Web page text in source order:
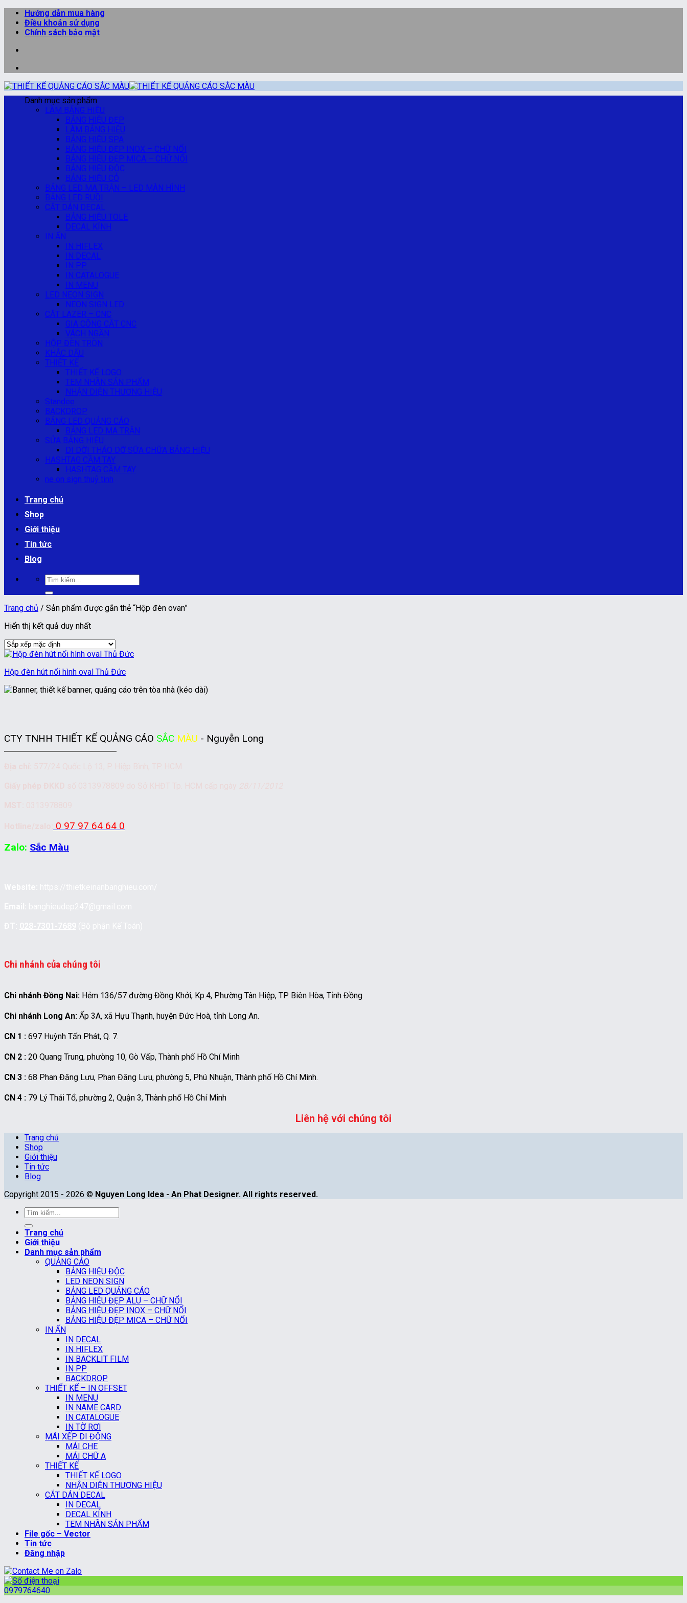
qua
Hướng dẫn mua hàng
Điều khoản sử dụng
Chính sách bảo mật
Danh mục sản phẩm
LÀM BẢNG HIỆU
BẢNG HIỆU ĐẸP
LÀM BẢNG HIỆU
BẢNG HIỆU SPA
BẢNG HIỆU ĐẸP INOX – CHỮ NỔI
BẢNG HIỆU ĐẸP MICA – CHỮ NỔI
BẢNG HIỆU ĐỘC
BẢNG HIỆU CỎ
BẢNG LED MA TRẬN – LED MÀN HÌNH
BẢNG LED RUỒI
CẮT DÁN DECAL
BẢNG HIỆU TOLE
DECAL KÍNH
IN ẤN
IN HIFLEX
IN DECAL
IN PP
IN CATALOGUE
IN MENU
LED NEON SIGN
NEON SIGN LED
CẮT LAZER – CNC
GIA CÔNG CẮT CNC
VÁCH NGĂN
HỘP ĐÈN TRÒN
KHẮC DẤU
THIẾT KẾ
THIẾT KẾ LOGO
TEM NHÃN SẢN PHẨM
NHẬN DIỆN THƯƠNG HIỆU
Standee
BACKDROP
BẢNG LED QUẢNG CÁO
BẢNG LED MA TRẬN
SỬA BẢNG HIỆU
DI DỜI THÁO DỠ SỮA CHỮA BẢNG HIỆU
HASHTAG CẦM TAY
HASHTAG CẦM TAY
ne on sign thuỷ tinh
Trang chủ
Shop
Giới thiệu
Tin tức
Blog
Tìm
kiếm:
Trang chủ / Sản phẩm được gắn thẻ “Hộp đèn ovan”
Hiển thị kết quả duy nhất
Hộp đèn hút nổi hình oval Thủ Đức
CTY TNHH THIẾT KẾ QUẢNG CÁO SẮC MÀU - Nguyễn Long
0 97 97 64 64 0
Zalo: Sắc Màu
Chi nhánh của chúng tôi
Chi nhánh Đồng Nai: Hẻm 136/57 đường Đồng Khởi, Kp.4, Phường Tân Hiệp, TP. Biên Hòa, Tỉnh Đồng
Chi nhánh Long An: Ấp 3A, xã Hựu Thạnh, huyện Đức Hoà, tỉnh Long An.
CN 1 : 697 Huỳnh Tấn Phát, Q. 7.
CN 2 : 20 Quang Trung, phường 10, Gò Vấp, Thành phố Hồ Chí Minh
CN 3 : 68 Phan Đăng Lưu, Phan Đăng Lưu, phường 5, Phú Nhuận, Thành phố Hồ Chí Minh.
CN 4 : 79 Lý Thái Tổ, phường 2, Quận 3, Thành phố Hồ Chí Minh
Liên hệ với chúng tôi
Trang chủ
Shop
Giới thiệu
Tin tức
Blog
Copyright 2015 - 2026 © Nguyen Long Idea - An Phat Designer. All rights reserved.
Tìm
kiếm:
Trang chủ
Giới thiệu
Danh mục sản phẩm
QUẢNG CÁO
BẢNG HIỆU ĐỘC
LED NEON SIGN
BẢNG LED QUẢNG CÁO
BẢNG HIỆU ĐẸP ALU – CHỮ NỔI
BẢNG HIỆU ĐẸP INOX – CHỮ NỔI
BẢNG HIỆU ĐẸP MICA – CHỮ NỔI
IN ẤN
IN DECAL
IN HIFLEX
IN BACKLIT FILM
IN PP
BACKDROP
THIẾT KẾ – IN OFFSET
IN MENU
IN NAME CARD
IN CATALOGUE
IN TỜ RƠI
MÁI XẾP DI ĐỘNG
MÁI CHE
MÁI CHỮ A
THIẾT KẾ
THIẾT KẾ LOGO
NHẬN DIỆN THƯƠNG HIỆU
CẮT DÁN DECAL
IN DECAL
DECAL KÍNH
TEM NHÃN SẢN PHẨM
File gốc – Vector
Tin tức
Đăng nhập
0979764640